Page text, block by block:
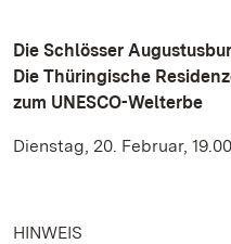
Die Schlösser
Die Thüringische
zum UNESCO-Welterbe
Dienstag, 20. Februar,
HINWEIS